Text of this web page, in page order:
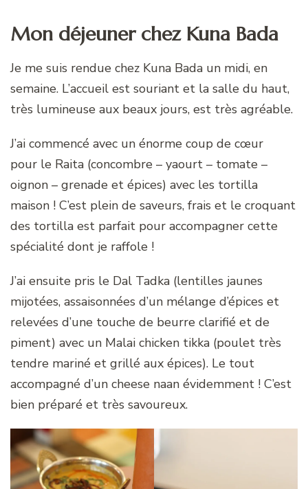
Mon déjeuner chez Kuna Bada
Je me suis rendue chez Kuna Bada un midi, en
semaine. L’accueil est souriant et la salle du haut,
très lumineuse aux beaux jours, est très agréable.
J’ai commencé avec un énorme coup de cœur
pour le Raita (concombre – yaourt – tomate –
oignon – grenade et épices) avec les tortilla
maison ! C’est plein de saveurs, frais et le croquant
des tortilla est parfait pour accompagner cette
spécialité dont je raffole !
J’ai ensuite pris le Dal Tadka (lentilles jaunes
mijotées, assaisonnées d’un mélange d’épices et
relevées d’une touche de beurre clarifié et de
piment) avec un Malai chicken tikka (poulet très
tendre mariné et grillé aux épices). Le tout
accompagné d’un cheese naan évidemment ! C’est
bien préparé et très savoureux.